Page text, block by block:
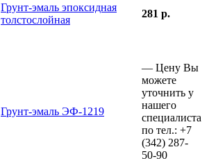
Грунт-эмаль эпоксидная
толстослойная
281 р.
Грунт-эмаль ЭФ-1219
— Цену Вы
можете
уточнить у
нашего
специалиста
по тел.: +7
(342) 287-
50-90